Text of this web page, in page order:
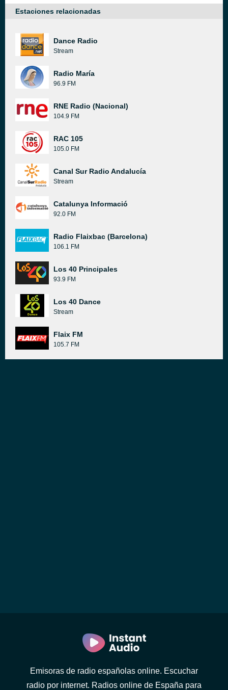
Estaciones relacionadas
Dance Radio
Stream
Radio María
96.9 FM
RNE Radio (Nacional)
104.9 FM
RAC 105
105.0 FM
Canal Sur Radio Andalucía
Stream
Catalunya Informació
92.0 FM
Radio Flaixbac (Barcelona)
106.1 FM
Los 40 Principales
93.9 FM
Los 40 Dance
Stream
Flaix FM
105.7 FM
Emisoras de radio españolas online. Escuchar
radio por internet. Radios online de España para